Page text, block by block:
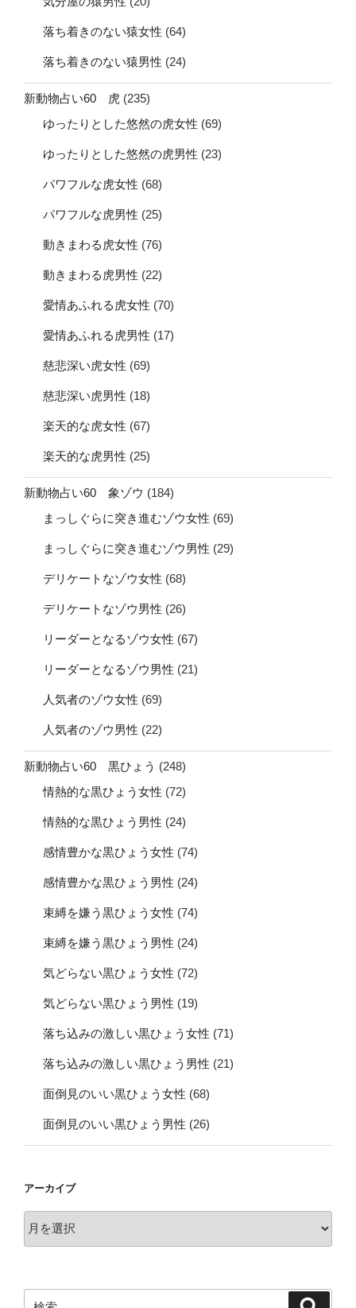
落ち着きのない猿女性 (64)
落ち着きのない猿男性 (24)
新動物占い60 虎 (235)
ゆったりとした悠然の虎女性 (69)
ゆったりとした悠然の虎男性 (23)
パワフルな虎女性 (68)
パワフルな虎男性 (25)
動きまわる虎女性 (76)
動きまわる虎男性 (22)
愛情あふれる虎女性 (70)
愛情あふれる虎男性 (17)
慈悲深い虎女性 (69)
慈悲深い虎男性 (18)
楽天的な虎女性 (67)
楽天的な虎男性 (25)
新動物占い60 象ゾウ (184)
まっしぐらに突き進むゾウ女性 (69)
まっしぐらに突き進むゾウ男性 (29)
デリケートなゾウ女性 (68)
デリケートなゾウ男性 (26)
リーダーとなるゾウ女性 (67)
リーダーとなるゾウ男性 (21)
人気者のゾウ女性 (69)
人気者のゾウ男性 (22)
新動物占い60 黒ひょう (248)
情熱的な黒ひょう女性 (72)
情熱的な黒ひょう男性 (24)
感情豊かな黒ひょう女性 (74)
感情豊かな黒ひょう男性 (24)
束縛を嫌う黒ひょう女性 (74)
束縛を嫌う黒ひょう男性 (24)
気どらない黒ひょう女性 (72)
気どらない黒ひょう男性 (19)
落ち込みの激しい黒ひょう女性 (71)
落ち込みの激しい黒ひょう男性 (21)
面倒見のいい黒ひょう女性 (68)
面倒見のいい黒ひょう男性 (26)
アーカイブ
ー